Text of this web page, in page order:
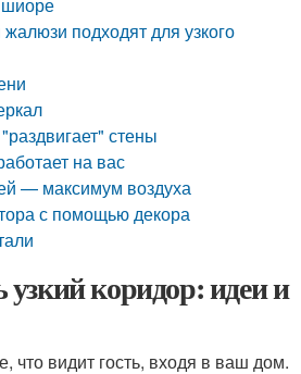
подходят для узкого
стены
на вас
— максимум воздуха
с помощью декора
коридор: идеи и
что видит гость, входя в ваш дом.